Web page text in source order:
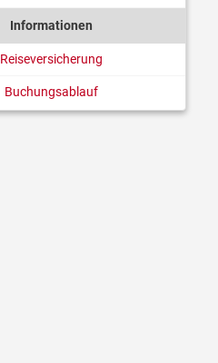
Informationen
Reiseversicherung
Buchungsablauf